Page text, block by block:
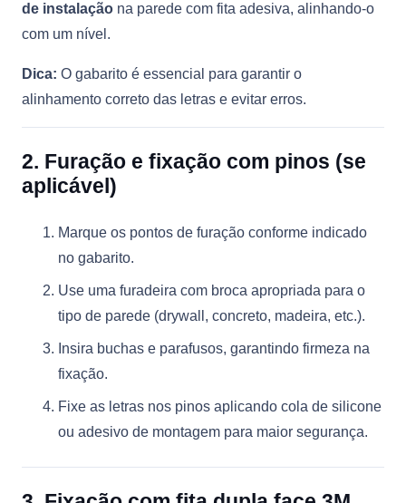
de instalação na parede com fita adesiva, alinhando-o
com um nível.
Dica: O gabarito é essencial para garantir o
alinhamento correto das letras e evitar erros.
2. Furação e fixação com pinos (se
aplicável)
Marque os pontos de furação conforme indicado
no gabarito.
Use uma furadeira com broca apropriada para o
tipo de parede (drywall, concreto, madeira, etc.).
Insira buchas e parafusos, garantindo firmeza na
fixação.
Fixe as letras nos pinos aplicando cola de silicone
ou adesivo de montagem para maior segurança.